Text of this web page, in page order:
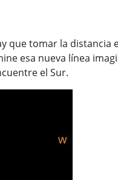
que tomar la distancia
esa nueva línea
el Sur.